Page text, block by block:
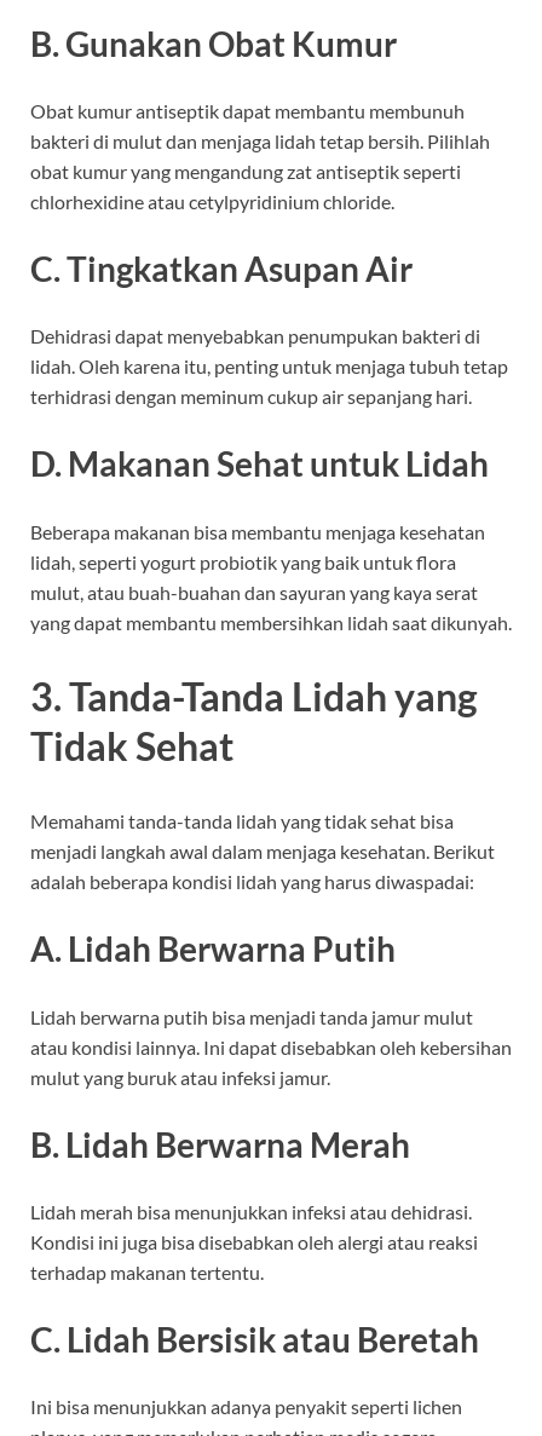
B. Gunakan Obat Kumur
Obat kumur antiseptik dapat membantu membunuh
bakteri di mulut dan menjaga lidah tetap bersih. Pilihlah
obat kumur yang mengandung zat antiseptik seperti
chlorhexidine atau cetylpyridinium chloride.
C. Tingkatkan Asupan Air
Dehidrasi dapat menyebabkan penumpukan bakteri di
lidah. Oleh karena itu, penting untuk menjaga tubuh tetap
terhidrasi dengan meminum cukup air sepanjang hari.
D. Makanan Sehat untuk Lidah
Beberapa makanan bisa membantu menjaga kesehatan
lidah, seperti yogurt probiotik yang baik untuk flora
mulut, atau buah-buahan dan sayuran yang kaya serat
yang dapat membantu membersihkan lidah saat dikunyah.
3. Tanda-Tanda Lidah yang
Tidak Sehat
Memahami tanda-tanda lidah yang tidak sehat bisa
menjadi langkah awal dalam menjaga kesehatan. Berikut
adalah beberapa kondisi lidah yang harus diwaspadai:
A. Lidah Berwarna Putih
Lidah berwarna putih bisa menjadi tanda jamur mulut
atau kondisi lainnya. Ini dapat disebabkan oleh kebersihan
mulut yang buruk atau infeksi jamur.
B. Lidah Berwarna Merah
Lidah merah bisa menunjukkan infeksi atau dehidrasi.
Kondisi ini juga bisa disebabkan oleh alergi atau reaksi
terhadap makanan tertentu.
C. Lidah Bersisik atau Beretah
Ini bisa menunjukkan adanya penyakit seperti lichen